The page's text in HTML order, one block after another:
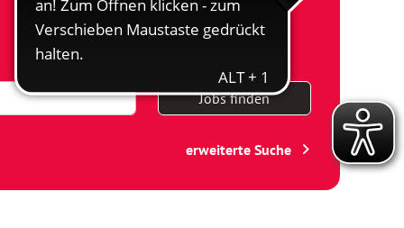
Jobs finden
erweiterte Suche